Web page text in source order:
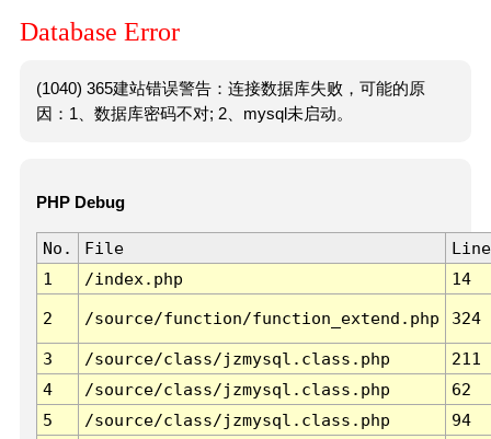
Database Error
(1040) 365建站错误警告：连接数据库失败，可能的原
因：1、数据库密码不对; 2、mysql未启动。
PHP Debug
No. File
Line
1
/index.php 14
2 /source/function/function_extend.php 324
3 /source/class/jzmysql.class.php
211
4
/source/class/jzmysql.class.php
62
5
/source/class/jzmysql.class.php
94